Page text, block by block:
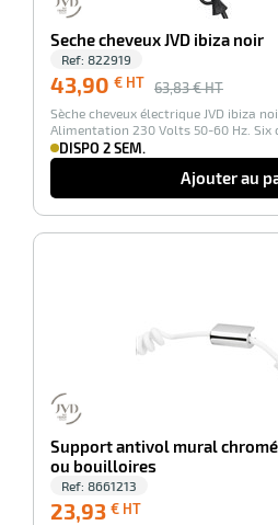
Seche cheveux JVD ibiza noir
Ref: 822919
43,90 € HT 63,83 € HT
Sèche cheveux électrique JVD ibiza
Alimentation 230 Volts 50-60 Hz. Six
DISPO 2 SEM.
Ajouter au
Support antivol mural
ou bouilloires
Ref: 8661213
23,93 € HT